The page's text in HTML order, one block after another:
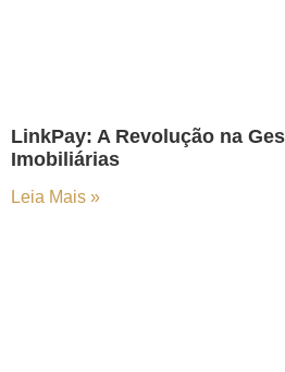
LinkPay: A Revolução na
Imobiliárias
Leia Mais »